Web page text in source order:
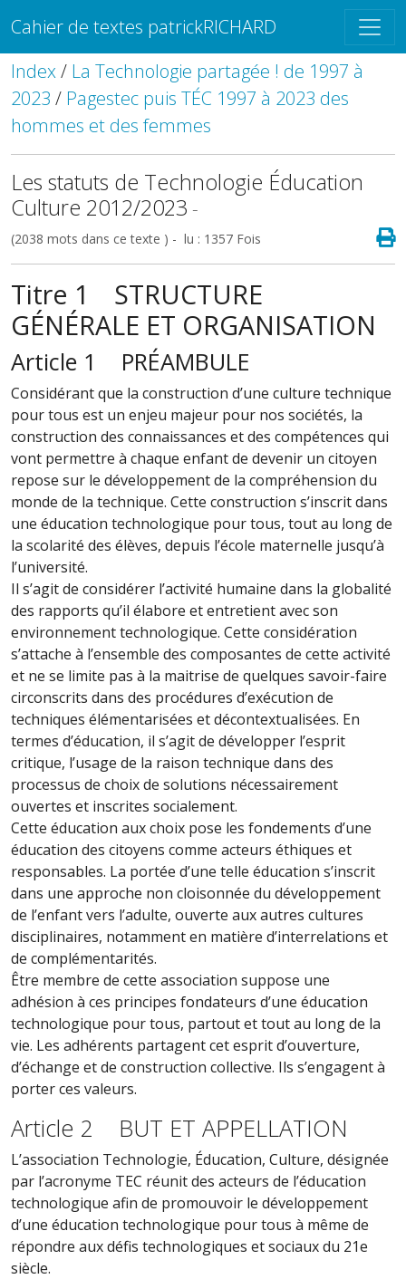
Cahier de textes patrickRICHARD
Index/ La Technologie partagée ! de 1997 à
2023 / Pagestec puis TÉC 1997 à 2023 des
hommes et des femmes
Les statuts de Technologie Éducation
Culture 2012/2023 -
(2038 mots dans ce texte ) - lu : 1357 Fois
Titre 1 STRUCTURE
GÉNÉRALE ET ORGANISATION
Article 1 PRÉAMBULE
Considérant que la construction d’une culture technique
pour tous est un enjeu majeur pour nos sociétés, la
construction des connaissances et des compétences qui
vont permettre à chaque enfant de devenir un citoyen
repose sur le développement de la compréhension du
monde de la technique. Cette construction s’inscrit dans
une éducation technologique pour tous, tout au long de
la scolarité des élèves, depuis l’école maternelle jusqu’à
l’université.
Il s’agit de considérer l’activité humaine dans la globalité
des rapports qu’il élabore et entretient avec son
environnement technologique. Cette considération
s’attache à l’ensemble des composantes de cette activité
et ne se limite pas à la maitrise de quelques savoir-faire
circonscrits dans des procédures d’exécution de
techniques élémentarisées et décontextualisées. En
termes d’éducation, il s’agit de développer l’esprit
critique, l’usage de la raison technique dans des
processus de choix de solutions nécessairement
ouvertes et inscrites socialement.
Cette éducation aux choix pose les fondements d’une
éducation des citoyens comme acteurs éthiques et
responsables. La portée d’une telle éducation s’inscrit
dans une approche non cloisonnée du développement
de l’enfant vers l’adulte, ouverte aux autres cultures
disciplinaires, notamment en matière d’interrelations et
de complémentarités.
Être membre de cette association suppose une
adhésion à ces principes fondateurs d’une éducation
technologique pour tous, partout et tout au long de la
vie. Les adhérents partagent cet esprit d’ouverture,
d’échange et de construction collective. Ils s’engagent à
porter ces valeurs.
Article 2 BUT ET APPELLATION
L’association Technologie, Éducation, Culture, désignée
par l’acronyme TEC réunit des acteurs de l’éducation
technologique afin de promouvoir le développement
d’une éducation technologique pour tous à même de
répondre aux défis technologiques et sociaux du 21e
siècle.